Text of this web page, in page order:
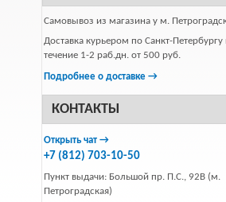
Самовывоз из магазина у м.
Доставка курьером по Санкт-
течение 1-2 раб.дн. от 500 руб.
Подробнее о доставке →
КОНТАКТЫ
Открыть чат →
+7 (812) 703-10-50
Пункт выдачи: Большой пр. П.С., 92В (м.
Петроградская)